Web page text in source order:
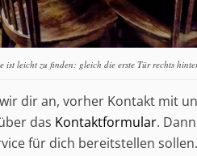
ist leicht zu finden: gleich die erste Tür rechts
dir an, vorher Kontakt mit
das Kontaktformular.
für dich bereitstellen sollen.